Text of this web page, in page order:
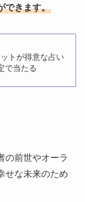
できます。
トが得意な占い
で当たる
の前世やオーラ
せな未来のため